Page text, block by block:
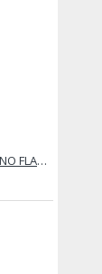
ΑΝΔΡΙΚΟ ΔΕΡΜΑΤΙΝΟ FLAT ΣΑΝΔΑΛΙ ΜΑΥΡΟ ΕΚΤΟΡΑΣ